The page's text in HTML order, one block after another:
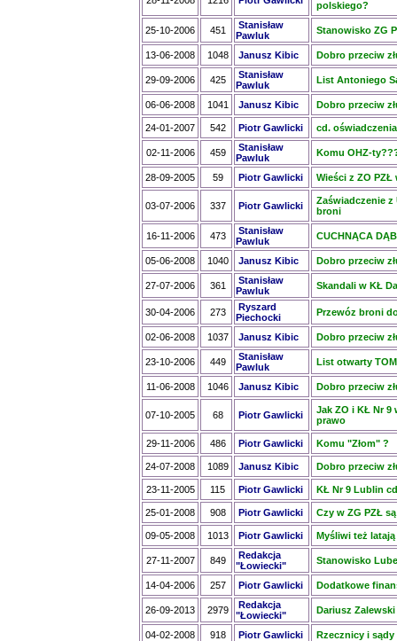
polskiego?
25-10-2006 451
Stanisław
Pawluk
Stanowisko ZG
13-06-2008 1048 Janusz Kibic Dobro przeciw
29-09-2006 425
Stanisław
Pawluk
List Antoniego
06-06-2008 1041 Janusz Kibic Dobro przeciw
24-01-2007 542 Piotr Gawlicki cd.
02-11-2006 459
Stanisław
Pawluk
Komu OHZ-
28-09-2005 59 Piotr Gawlicki Wieści z ZO
03-07-2006 337 Piotr Gawlicki
Zaświadczenie z
broni
16-11-2006 473
Stanisław
Pawluk
CUCHNĄCA
05-06-2008 1040 Janusz Kibic Dobro przeciw
27-07-2006 361
Stanisław
Pawluk
Skandali w KŁ
30-04-2006 273
Ryszard
Piechocki
Przewóz broni
02-06-2008 1037 Janusz Kibic Dobro przeciw
23-10-2006 449
Stanisław
Pawluk
List otwarty
11-06-2008 1046 Janusz Kibic Dobro przeciw
07-10-2005 68 Piotr Gawlicki
Jak ZO i KŁ Nr 9
prawo
29-11-2006 486 Piotr Gawlicki Komu "Złom" ?
24-07-2008 1089 Janusz Kibic Dobro przeciw
23-11-2005 115 Piotr Gawlicki KŁ Nr 9 Lublin
25-01-2008 908 Piotr Gawlicki Czy w ZG PZŁ
09-05-2008 1013 Piotr Gawlicki Myśliwi też
27-11-2007 849
Redakcja
"Łowiecki"
Stanowisko
14-04-2006 257 Piotr Gawlicki Dodatkowe
26-09-2013 2979
Redakcja
"Łowiecki"
Dariusz
04-02-2008 918 Piotr Gawlicki Rzecznicy i